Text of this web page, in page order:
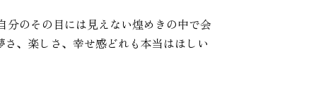
分のその目には見えない煌めきの中で会
、楽しさ、幸せ感どれも本当はほしい